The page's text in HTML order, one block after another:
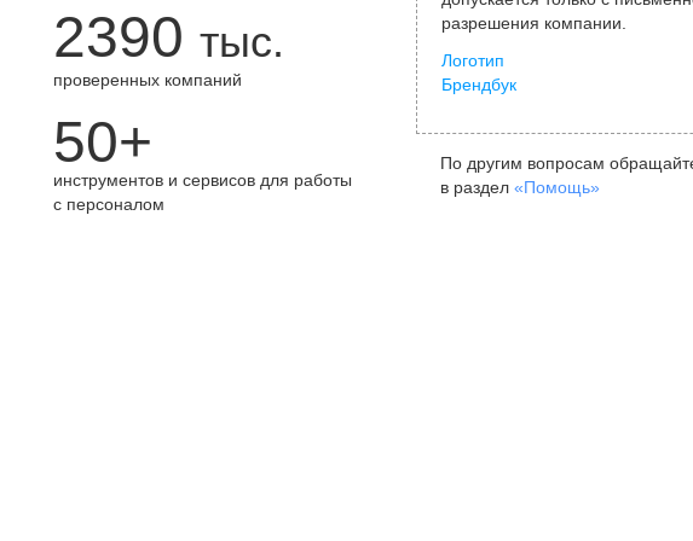
2390 тыс.
проверенных компаний
50+
инструментов и сервисов для работы
с персоналом
разрешения компании.
Логотип
Брендбук
По другим вопросам
в раздел «Помощь»